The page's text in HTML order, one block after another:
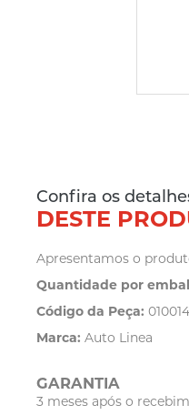
Confira os
DESTE
Apresentamos o
Quantidade por
Código da Peça:
Marca: Auto Linea
GARANTIA
3 meses após o